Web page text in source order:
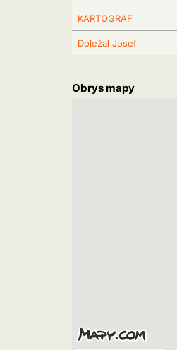
KARTOGRAF
Doležal Josef
Obrys mapy